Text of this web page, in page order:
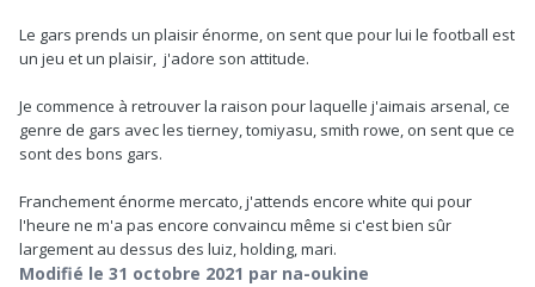
Le gars prends un plaisir énorme, on sent que pour lui le football est
un jeu et un plaisir, j'adore son attitude.
Je commence à retrouver la raison pour laquelle j'aimais arsenal, ce
genre de gars avec les tierney, tomiyasu, smith rowe, on sent que ce
sont des bons gars.
Franchement énorme mercato, j'attends encore white qui pour
l'heure ne m'a pas encore convaincu même si c'est bien sûr
largement au dessus des luiz, holding, mari.
Modifié le 31 octobre 2021 par na-oukine